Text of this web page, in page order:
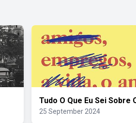
Tudo O Que Eu Sei Sobre
25 September 2024